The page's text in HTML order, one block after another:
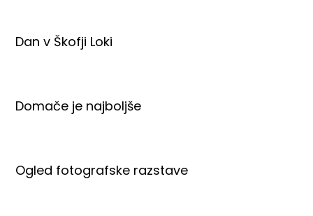
Dan v Škofji Loki
Domače je najboljše
Ogled fotografske razstave